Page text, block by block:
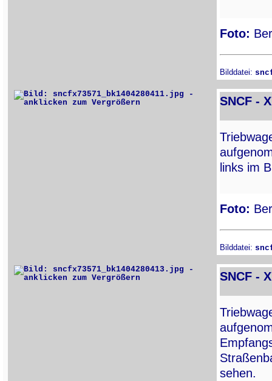
Foto:
Bilddatei:
SNCF -
links im
Foto:
Bilddatei:
SNCF -
sehen.